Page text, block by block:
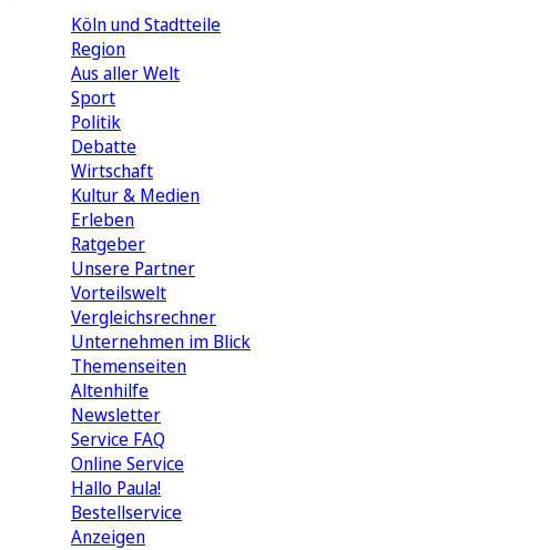
Köln und Stadtteile
Region
Aus aller Welt
Sport
Politik
Debatte
Wirtschaft
Kultur & Medien
Erleben
Ratgeber
Unsere Partner
Vorteilswelt
Vergleichsrechner
Unternehmen im Blick
Themenseiten
Altenhilfe
Newsletter
Service FAQ
Online Service
Hallo Paula!
Bestellservice
Anzeigen